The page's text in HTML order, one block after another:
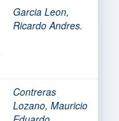
Garcia Leon,
Ricardo Andres.
Contreras
Lozano, Mauricio